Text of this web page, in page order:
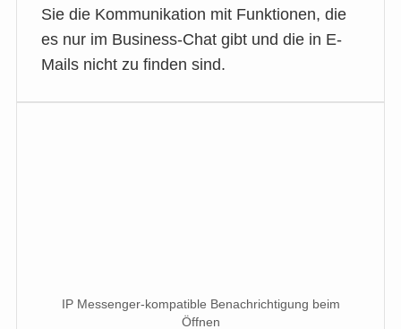
Sie die Kommunikation mit Funktionen, die
es nur im Business-Chat gibt und die in E-
Mails nicht zu finden sind.
IP Messenger-kompatible Benachrichtigung beim
Öffnen